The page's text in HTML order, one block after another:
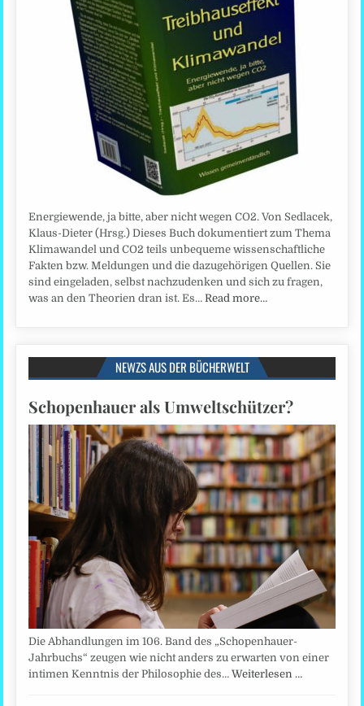
Energiewende, ja bitte, aber nicht wegen CO2. Von Sedlacek,
Klaus-Dieter (Hrsg.) Dieses Buch dokumentiert zum Thema
Klimawandel und CO2 teils unbequeme wissenschaftliche
Fakten bzw. Meldungen und die dazugehörigen Quellen. Sie
sind eingeladen, selbst nachzudenken und sich zu fragen,
was an den Theorien dran ist. Es…Read more…
NEWZS AUS DER BÜCHERWELT
Schopenhauer als Umweltschützer?
Die Abhandlungen im 106. Band des „Schopenhauer-
Jahrbuchs“ zeugen wie nicht anders zu erwarten von einer
intimen Kenntnis der Philosophie des…Weiterlesen …